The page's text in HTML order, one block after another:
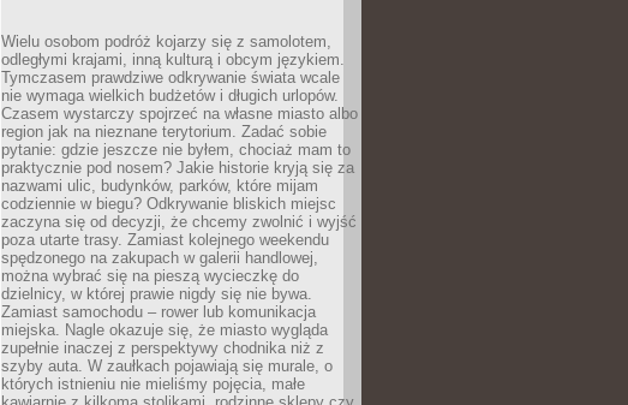
Wielu osobom podróż kojarzy się z samolotem,
odległymi krajami, inną kulturą i obcym językiem.
Tymczasem prawdziwe odkrywanie świata wcale
nie wymaga wielkich budżetów i długich urlopów.
Czasem wystarczy spojrzeć na własne miasto albo
region jak na nieznane terytorium. Zadać sobie
pytanie: gdzie jeszcze nie byłem, chociaż mam to
praktycznie pod nosem? Jakie historie kryją się za
nazwami ulic, budynków, parków, które mijam
codziennie w biegu? Odkrywanie bliskich miejsc
zaczyna się od decyzji, że chcemy zwolnić i wyjść
poza utarte trasy. Zamiast kolejnego weekendu
spędzonego na zakupach w galerii handlowej,
można wybrać się na pieszą wycieczkę do
dzielnicy, w której prawie nigdy się nie bywa.
Zamiast samochodu – rower lub komunikacja
miejska. Nagle okazuje się, że miasto wygląda
zupełnie inaczej z perspektywy chodnika niż z
szyby auta. W zaułkach pojawiają się murale, o
których istnieniu nie mieliśmy pojęcia, małe